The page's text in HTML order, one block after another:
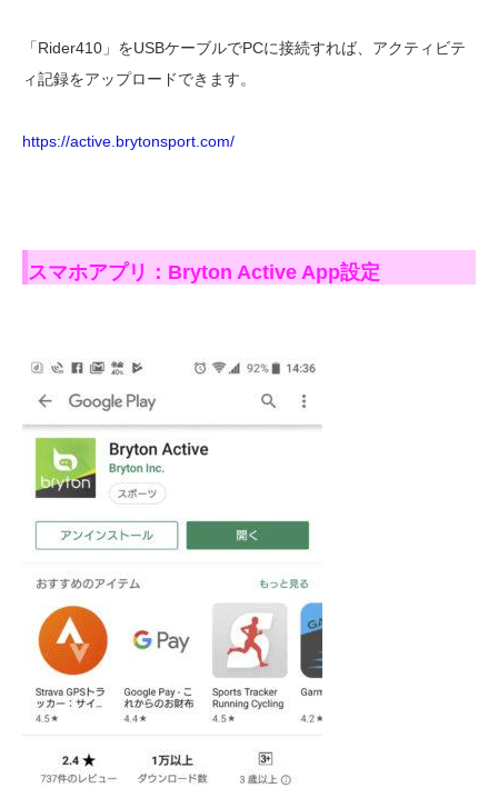
「Rider410」をUSBケーブルでPCに接続すれば、アクティビテ
ィ記録をアップロードできます。
https://active.brytonsport.com/
スマホアプリ：Bryton Active App設定